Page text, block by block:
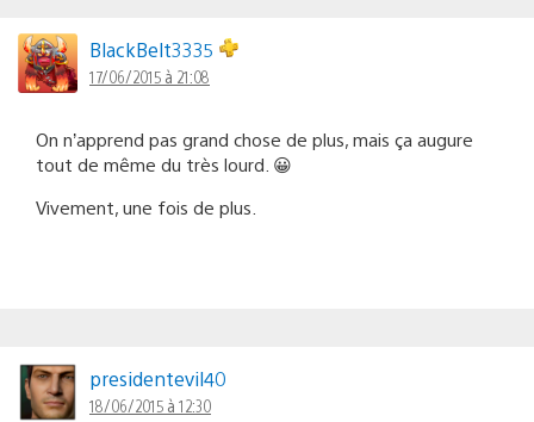
BlackBelt3335
17/06/2015 à 21:08
On n’apprend pas grand chose de plus, mais ça augure
tout de même du très lourd. 😀
Vivement, une fois de plus.
presidentevil40
18/06/2015 à 12:30